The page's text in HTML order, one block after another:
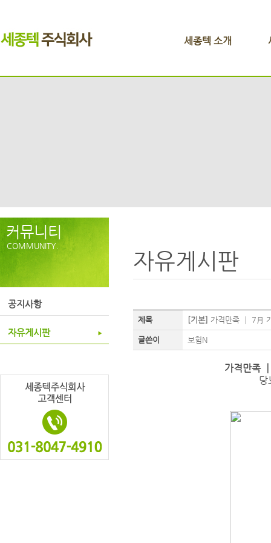
세종텍 소개
커뮤니티
COMMUNITY.
공지사항
자유게시판
자유게시판
제목 [기본] 가격만족 ┃ 7月
글쓴이 보험N
가격만족
당